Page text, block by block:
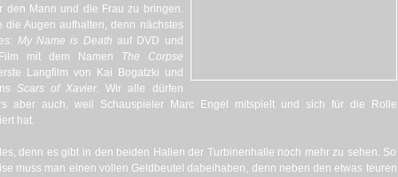
den Mann und die Frau zu bringen.
die Augen aufhalten, denn nächstes
My Name is Death auf DVD und
mit dem Namen The Corpse
Langfilm von Kai Bogatzki und
Scars of Xavier. Wir alle dürfen
aber auch, weil Schauspieler Marc Engel mitspielt und sich für die Rolle
hat.
denn es gibt in den beiden Hallen der Turbinenhalle noch mehr zu sehen. So
muss man einen vollen Geldbeutel dabeihaben, denn neben den etwas teuren